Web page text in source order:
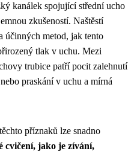
kanálek spojující střední ucho
zkušeností. Naštěstí
účinných metod, jak tento
tlak v uchu. Mezi
trubice patří pocit zalehnutí
praskání v uchu a mírná
příznaků lze snadno
cvičení, jako je zívání,